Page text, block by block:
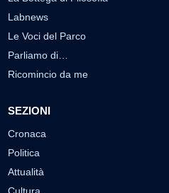
Labnews
Le Voci del Parco
Parliamo di…
Ricomincio da me
SEZIONI
Cronaca
Politica
Attualità
Cultura